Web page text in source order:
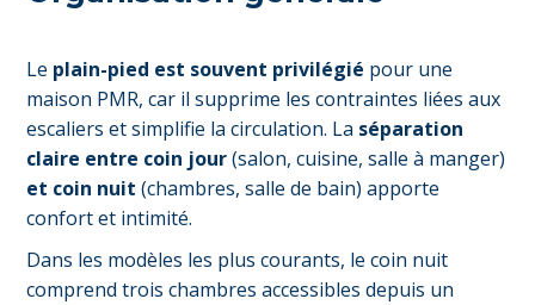
Le plain-pied est souvent privilégié pour une
maison PMR, car il supprime les contraintes liées aux
escaliers et simplifie la circulation. La séparation
claire entre coin jour(salon, cuisine, salle à manger)
et coin nuit (chambres, salle de bain) apporte
confort et intimité.
Dans les modèles les plus courants, le coin nuit
comprend trois chambres accessibles depuis un